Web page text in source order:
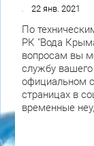
22 янв. 2021
По
РК "Вода
вопросам вы
службу
официальном
страницах в
временные